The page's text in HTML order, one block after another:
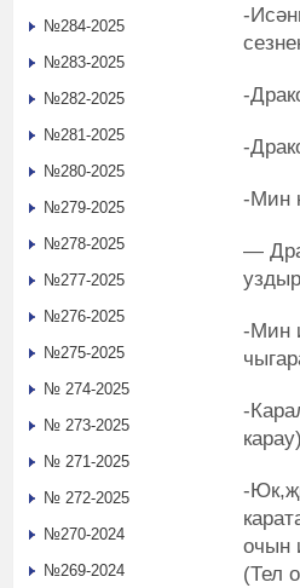
-
-
-
-Мин
—
-Мин
-
карау)
-
очын
(Тел
№284-2025
№283-2025
№282-2025
№281-2025
№280-2025
№279-2025
№278-2025
№277-2025
№276-2025
№275-2025
№ 274-2025
№ 273-2025
№ 271-2025
№ 272-2025
№270-2024
№269-2024